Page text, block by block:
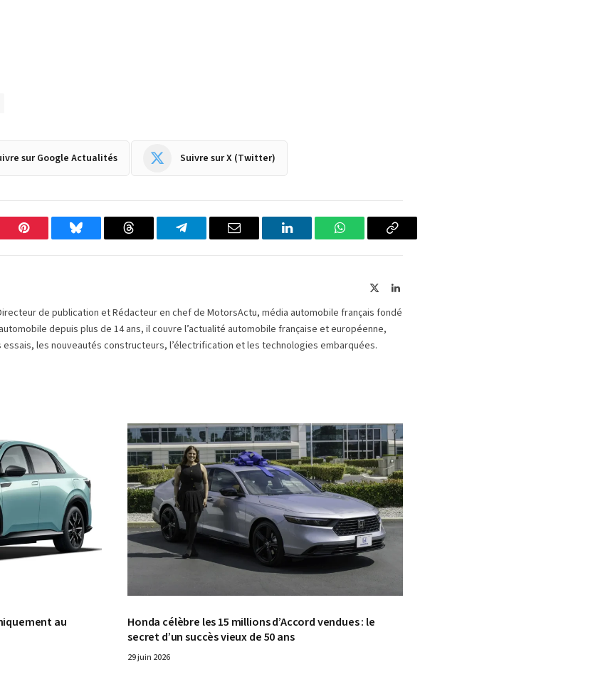
sur Google Actualités Suivre sur X (Twitter)
Pinterest Bluesky Threads
Partager
Email LinkedIn WhatsAppCopier
lienLinkedIn
de publication et Rédacteur en chef de MotorsActu, média automobile français fondé
depuis plus de 14 ans, il couvre l’actualité automobile française et européenne,
essais, les nouveautés constructeurs, l’électrification et les technologies embarquées.
au
© Honda
Honda célèbre les 15 millions d’Accord vendues : le
secret d’un succès vieux de 50 ans
29 juin 2026